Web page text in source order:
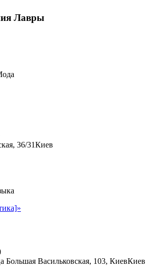
Лавры
36/31Киев
Большая Васильковская, 103, КиевКиев